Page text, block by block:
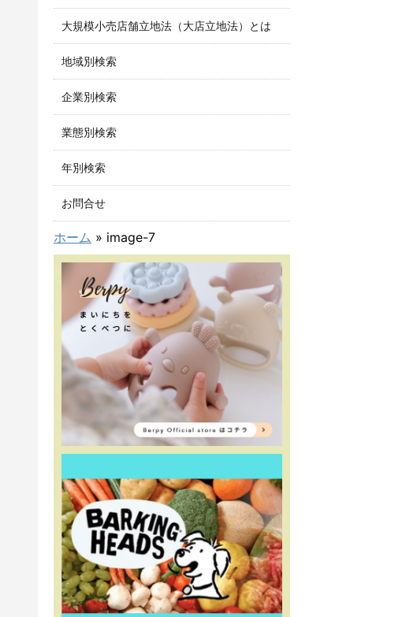
大規模小売店舗立地法（大店立地法）とは
地域別検索
企業別検索
業態別検索
年別検索
お問合せ
ホーム » image-7